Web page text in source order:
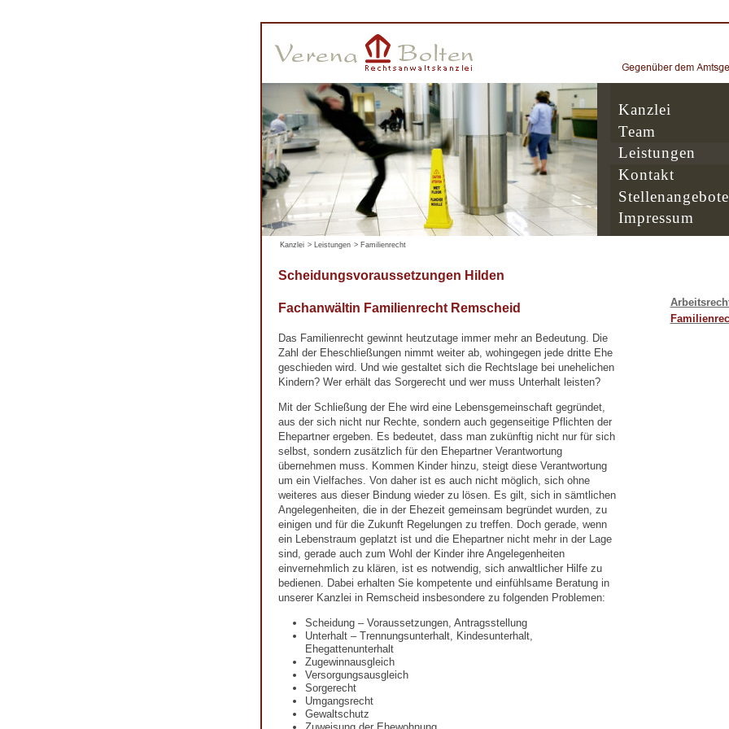
Kanzlei
Team
Leistungen
Kontakt
Stellenangebote
Impressum
Kanzlei > Leistungen > Familienrecht
Scheidungsvoraussetzungen Hilden
Fachanwältin Familienrecht Remscheid
Das Familienrecht gewinnt heutzutage immer mehr an Bedeutung. Die
Zahl der Eheschließungen nimmt weiter ab, wohingegen jede dritte Ehe
geschieden wird. Und wie gestaltet sich die Rechtslage bei unehelichen
Kindern? Wer erhält das Sorgerecht und wer muss Unterhalt leisten?
Mit der Schließung der Ehe wird eine Lebensgemeinschaft gegründet,
aus der sich nicht nur Rechte, sondern auch gegenseitige Pflichten der
Ehepartner ergeben. Es bedeutet, dass man zukünftig nicht nur für sich
selbst, sondern zusätzlich für den Ehepartner Verantwortung
übernehmen muss. Kommen Kinder hinzu, steigt diese Verantwortung
um ein Vielfaches. Von daher ist es auch nicht möglich, sich ohne
weiteres aus dieser Bindung wieder zu lösen. Es gilt, sich in sämtlichen
Angelegenheiten, die in der Ehezeit gemeinsam begründet wurden, zu
einigen und für die Zukunft Regelungen zu treffen. Doch gerade, wenn
ein Lebenstraum geplatzt ist und die Ehepartner nicht mehr in der Lage
sind, gerade auch zum Wohl der Kinder ihre Angelegenheiten
einvernehmlich zu klären, ist es notwendig, sich anwaltlicher Hilfe zu
bedienen. Dabei erhalten Sie kompetente und einfühlsame Beratung in
unserer Kanzlei in Remscheid insbesondere zu folgenden Problemen:
Scheidung – Voraussetzungen, Antragsstellung
Unterhalt – Trennungsunterhalt, Kindesunterhalt,
Ehegattenunterhalt
Zugewinnausgleich
Versorgungsausgleich
Sorgerecht
Umgangsrecht
Gewaltschutz